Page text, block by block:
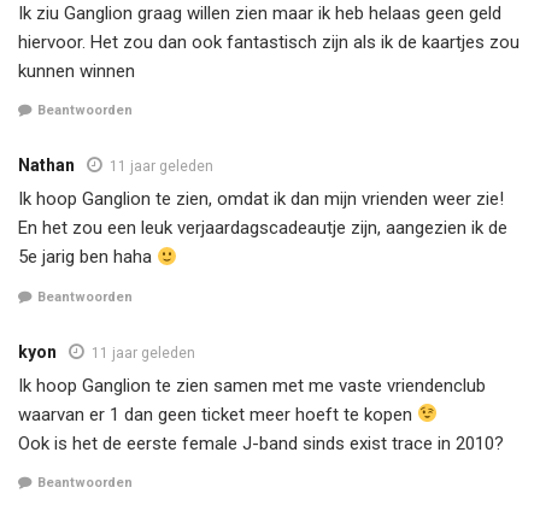
Ik ziu Ganglion graag willen zien maar ik heb helaas geen geld
hiervoor. Het zou dan ook fantastisch zijn als ik de kaartjes zou
kunnen winnen
Beantwoorden
Nathan 11 jaar geleden
Ik hoop Ganglion te zien, omdat ik dan mijn vrienden weer zie!
En het zou een leuk verjaardagscadeautje zijn, aangezien ik de
5e jarig ben haha
Beantwoorden
kyon 11 jaar geleden
Ik hoop Ganglion te zien samen met me vaste vriendenclub
waarvan er 1 dan geen ticket meer hoeft te kopen
Ook is het de eerste female J-band sinds exist trace in 2010?
Beantwoorden